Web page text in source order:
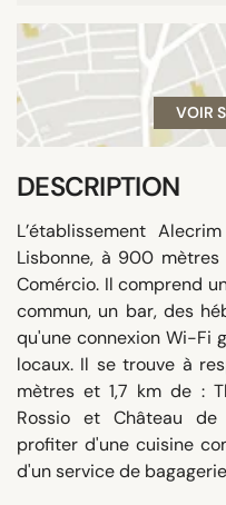
VOIR
DESCRIPTION
L’établissement
Lisbonne, à 900
Comércio. Il comprend
commun, un bar, des
qu'une connexion Wi-Fi
locaux. Il se trouve à
mètres et 1,7 km de :
Rossio et Château de
profiter d'une cuisine
d'un service de